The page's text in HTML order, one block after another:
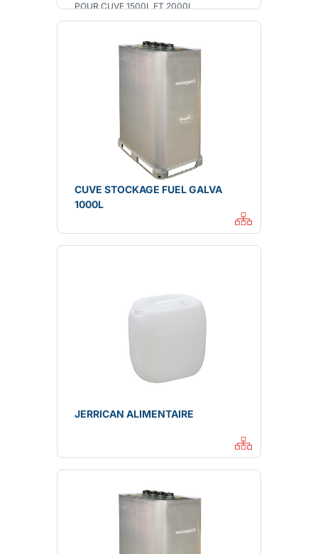
POUR CUVE 1500L ET 2000L
CUVE STOCKAGE FUEL GALVA
1000L
JERRICAN ALIMENTAIRE